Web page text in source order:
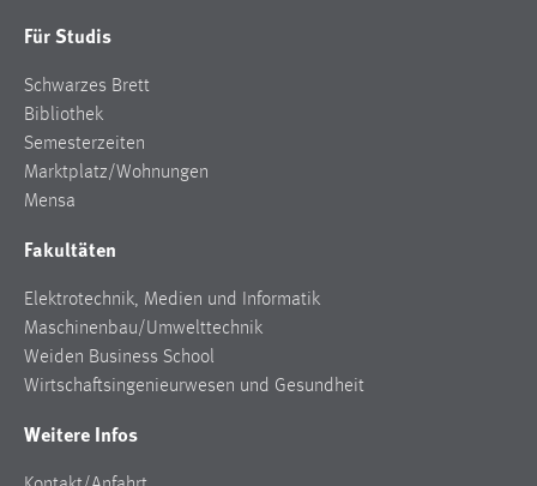
Für Studis
Schwarzes Brett
Bibliothek
Semesterzeiten
Marktplatz/Wohnungen
Mensa
Fakultäten
Elektrotechnik, Medien und Informatik
Maschinenbau/Umwelttechnik
Weiden Business School
Wirtschaftsingenieurwesen und Gesundheit
Weitere Infos